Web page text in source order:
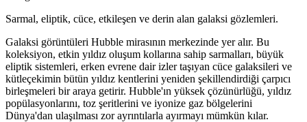
Sarmal, eliptik, cüce, etkileşen ve derin alan galaksi gözlemleri.
Galaksi görüntüleri Hubble mirasının merkezinde yer alır. Bu
koleksiyon, etkin yıldız oluşum kollarına sahip sarmalları, büyük
eliptik sistemleri, erken evrene dair izler taşıyan cüce galaksileri ve
kütleçekimin bütün yıldız kentlerini yeniden şekillendirdiği çarpıcı
birleşmeleri bir araya getirir. Hubble'ın yüksek çözünürlüğü, yıldız
popülasyonlarını, toz şeritlerini ve iyonize gaz bölgelerini
Dünya'dan ulaşılması zor ayrıntılarla ayırmayı mümkün kılar.